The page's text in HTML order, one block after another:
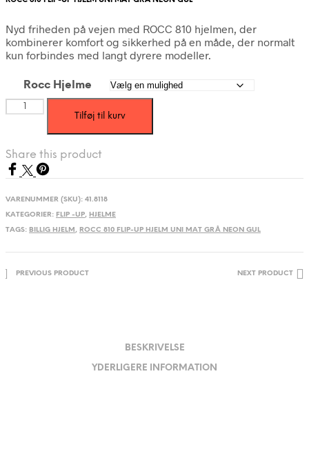
Nyd friheden på vejen med ROCC 810 hjelmen, der
kombinerer komfort og sikkerhed på en måde, der normalt
kun forbindes med langt dyrere modeller.
Rocc Hjelme
ROCC
810
HJELM
MAT
NEON
GUL
antal
Tilføj til kurv
Share this product
VARENUMMER (SKU): 41.8118
KATEGORIER: FLIP -UP, HJELME
TAGS: BILLIG HJELM, ROCC 810 FLIP-UP HJELM UNI MAT GRÅ NEON GUL
PREVIOUS PRODUCT NEXT PRODUCT
BESKRIVELSE
YDERLIGERE INFORMATION